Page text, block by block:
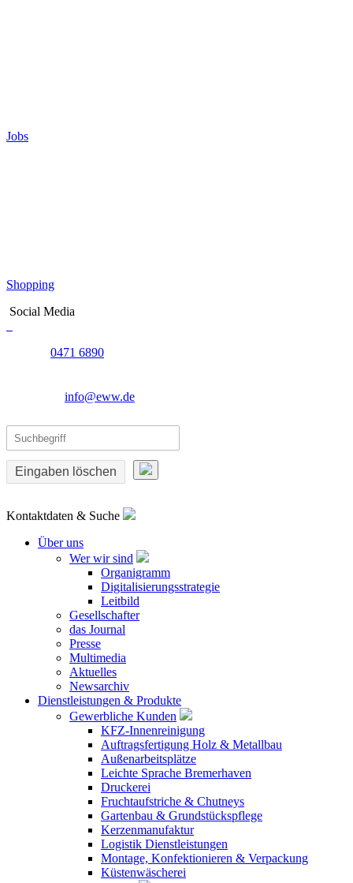
Jobs
Shopping
Social Media
0471 6890
info@eww.de
Eingaben löschen
Kontaktdaten & Suche
Über uns
Wer wir sind
Organigramm
Digitalisierungsstrategie
Leitbild
Gesellschafter
das Journal
Presse
Multimedia
Aktuelles
Newsarchiv
Dienstleistungen & Produkte
Gewerbliche Kunden
KFZ-Innenreinigung
Auftragsfertigung Holz & Metallbau
Außenarbeitsplätze
Leichte Sprache Bremerhaven
Druckerei
Fruchtaufstriche & Chutneys
Gartenbau & Grundstückspflege
Kerzenmanufaktur
Logistik Dienstleistungen
Montage, Konfektionieren & Verpackung
Küstenwäscherei